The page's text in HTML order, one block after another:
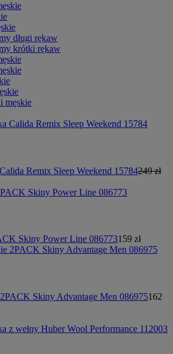
długi rękaw
krótki rękaw
męskie
Remix Sleep Weekend 15784249 zł
Skiny Power Line 086773159 zł
Skiny Advantage Men 086975162